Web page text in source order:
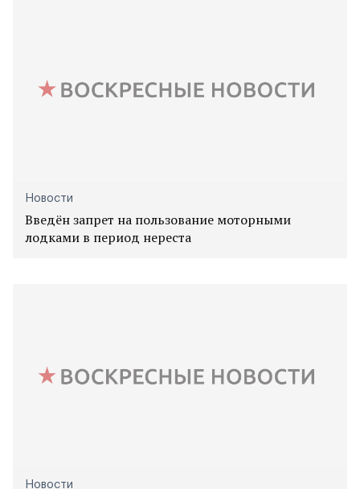
Новости
Введён запрет на пользование моторными
лодками в период нереста
Новости